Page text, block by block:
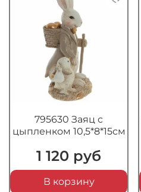
795630 Заяц с
цыпленком 10,5*8*15см
1 120 руб
В корзину